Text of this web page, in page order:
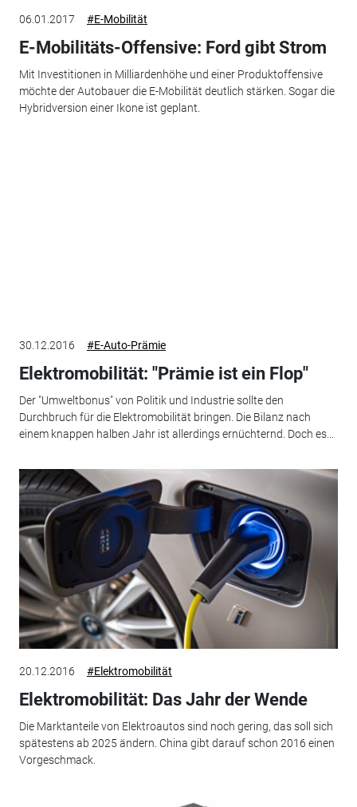
06.01.2017 #E-Mobilität
E-Mobilitäts-Offensive: Ford gibt Strom
Mit Investitionen in Milliardenhöhe und einer Produktoffensive
möchte der Autobauer die E-Mobilität deutlich stärken. Sogar die
Hybridversion einer Ikone ist geplant.
30.12.2016 #E-Auto-Prämie
Elektromobilität: "Prämie ist ein Flop"
Der "Umweltbonus" von Politik und Industrie sollte den
Durchbruch für die Elektromobilität bringen. Die Bilanz nach
einem knappen halben Jahr ist allerdings ernüchternd. Doch es...
20.12.2016 #Elektromobilität
Elektromobilität: Das Jahr der Wende
Die Marktanteile von Elektroautos sind noch gering, das soll sich
spätestens ab 2025 ändern. China gibt darauf schon 2016 einen
Vorgeschmack.